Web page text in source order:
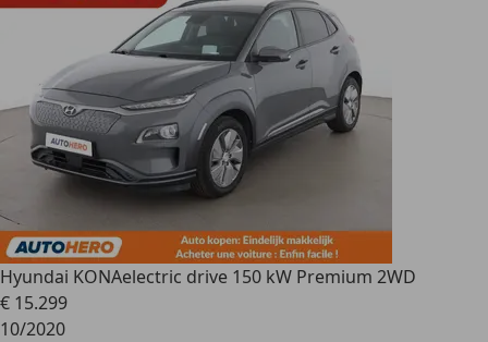
Hyundai KONAelectric drive 150 kW Premium 2WD
€ 15.299
10/2020